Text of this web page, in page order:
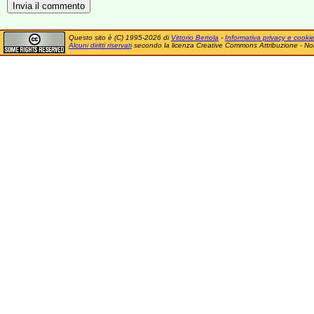
Questo sito è (C) 1995-2026 di Vittorio Bertola - Informativa privacy e cookie
Alcuni diritti riservatisecondo la licenza Creative Commons Attribuzione -